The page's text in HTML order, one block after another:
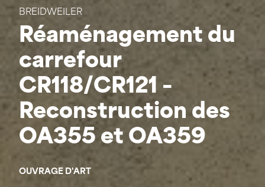
BREIDWEILER
Réaménagement du
carrefour
CR118/CR121 –
Reconstruction des
OA355 et OA359
OUVRAGE D'ART